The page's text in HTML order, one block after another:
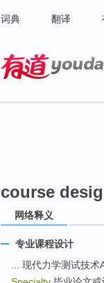
词典 翻译
course
网络释义
专业课程设计
... 现代力学测试技